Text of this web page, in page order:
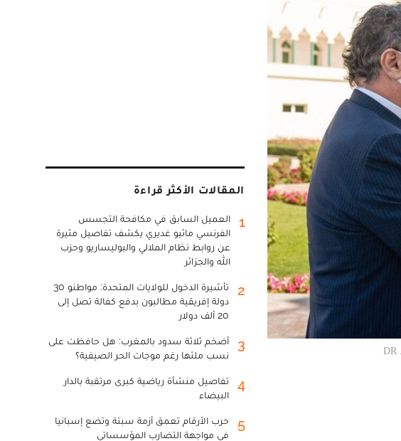
المقالات الأكثر قراءة
1
العميل السابق في مكافحة التجسس
الفرنسي ماثيو غديري يكشف تفاصيل مثيرة
عن روابط نظام الملالي والبوليساريو وحزب
الله والجزائر
2
تأشيرة الدخول للولايات المتحدة: مواطنو 30
دولة إفريقية مطالبون بدفع كفالة تصل إلى
20 ألف دولار
3
أضخم ثلاثة سدود بالمغرب: هل حافظت على
نسب ملئها رغم موجات الحر الصيفية؟
4
تفاصيل منشأة رياضية كبرى مرتقبة بالدار
البيضاء
5
حرب الأرقام تعمق أزمة سبتة وتضع إسبانيا
في مواجهة التضارب المؤسساتي